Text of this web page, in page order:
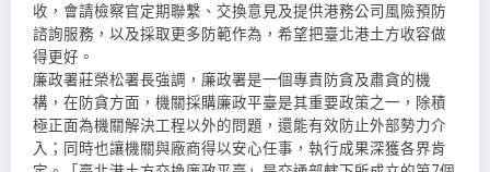
收，會請檢察官定期聯繫、交換意見及提供港務公司風險預防
諮詢服務，以及採取更多防範作為，希望把臺北港土方收容做
得更好。
廉政署莊榮松署長強調，廉政署是一個專責防貪及肅貪的機
構，在防貪方面，機關採購廉政平臺是其重要政策之一，除積
極正面為機關解決工程以外的問題，還能有效防止外部勢力介
入；同時也讓機關與廠商得以安心任事，執行成果深獲各界肯